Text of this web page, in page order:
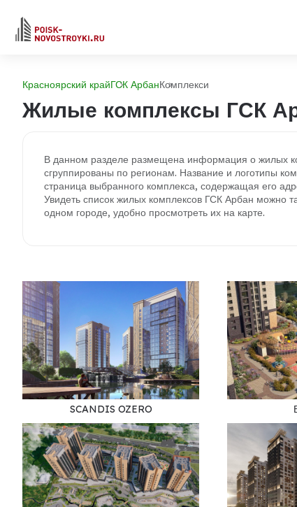
Красноярский крайГСК АрбанКомплекси
Жилые комплексы ГСК
В данном разделе размещена информация о жилых
сгруппированы по регионам. Название и логотипы
страница выбранного комплекса, содержащая его
Увидеть список жилых комплексов ГСК Арбан можно
одном городе, удобно просмотреть их на карте.
SCANDIS OZERO